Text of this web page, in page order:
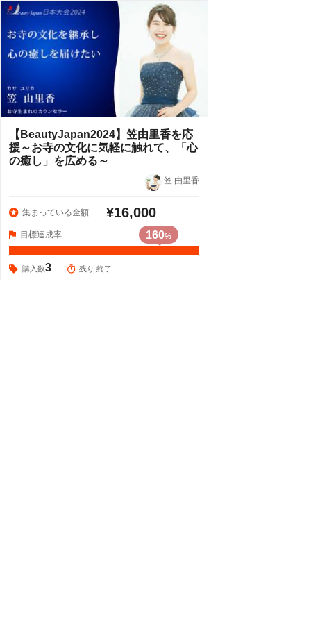
【BeautyJapan2024】笠由里香を応
援～お寺の文化に気軽に触れて、「心
の癒し」を広める～
笠 由里香
集まっている金額 ¥16,000
目標達成率 160%
購入数3 残り 終了